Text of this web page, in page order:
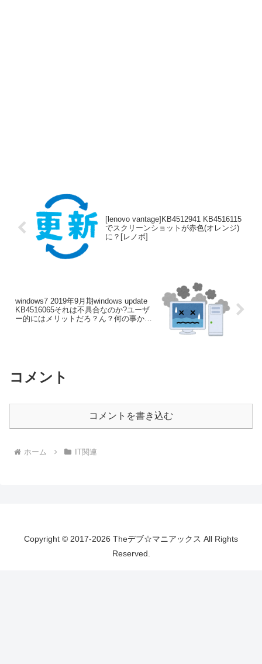
[lenovo vantage]KB4512941 KB4516115
でスクリーンショットが赤色(オレンジ)
に？[レノボ]
windows7 2019年9月期windows update
KB4516065それは不具合なのか?ユーザ
ー的にはメリットだろ？ん？何の事かっ
コメント
コメントを書き込む
ホーム IT関連
Copyright © 2017-2026 Theデブ☆マニアックス All Rights
Reserved.